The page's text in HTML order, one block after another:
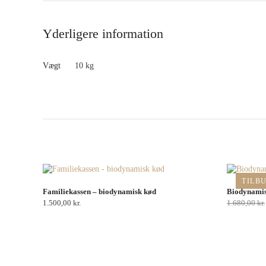
Yderligere information
Vægt 10 kg
Familiekassen – biodynamisk kød
1.500,00 kr.
1.680,00kr.